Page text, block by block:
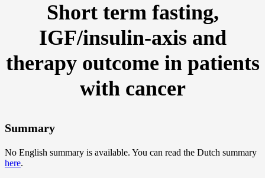
Short term fasting,
IGF/insulin-axis and
therapy outcome in patients
with cancer
Summary
No English summary is available. You can read the Dutch summary
here.